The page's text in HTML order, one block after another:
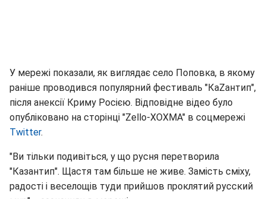
У мережі показали, як виглядає село Поповка, в якому
раніше проводився популярний фестиваль "КаZантип",
після анексії Криму Росією. Відповідне відео було
опубліковано на сторінці "Zello-XOXMA" в соцмережі
Twitter.
"Ви тільки подивіться, у що русня перетворила
"Казантип". Щастя там більше не живе. Замість сміху,
радості і веселощів туди прийшов проклятий русский